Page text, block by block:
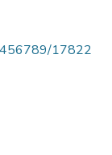
17822